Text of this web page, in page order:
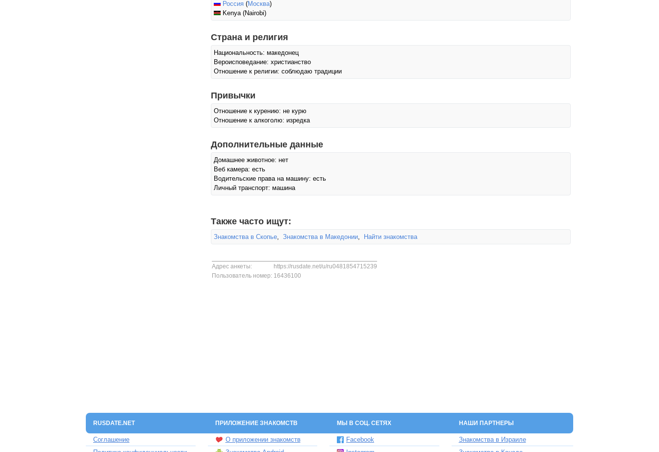
Россия (Москва)
Kenya (Nairobi)
Страна и религия
Национальность: македонец
Вероисповедание: христианство
Отношение к религии: соблюдаю традиции
Привычки
Отношение к курению: не курю
Отношение к алкоголю: изредка
Дополнительные данные
Домашнее животное: нет
Веб камера: есть
Водительские права на машину: есть
Личный транспорт: машина
Также часто ищут:
Знакомства в Скопье, Знакомства в Македонии, Найти знакомства
Адрес анкеты:
https://rusdate.net/u/ru0481854715239
Пользователь номер: 16436100
RUSDATE.NET ПРИЛОЖЕНИЕ ЗНАКОМСТВ МЫ В СОЦ. СЕТЯХ НАШИ ПАРТНЕРЫ
Соглашение
О приложении знакомств
Facebook
Знакомства в Израиле